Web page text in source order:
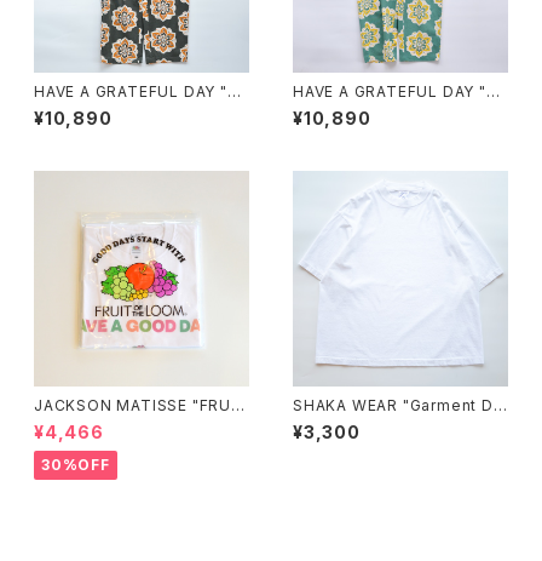
HAVE A GRATEFUL DAY "A
MPLE EASY PANTS"
¥10,890
HAVE A GRATEFUL DAY "A
MPLE EASY PANTS"
¥10,890
JACKSON MATISSE "FRUIT
OF THE LOOM×JM Logo P
ack Tee"
¥4,466
30%OFF
SHAKA WEAR "Garment Dy
e Drop Shoulder 7.5 OZ"
¥3,300